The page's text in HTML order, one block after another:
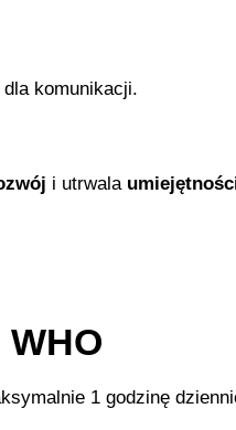
komunikacji.
i utrwala
1 godzinę